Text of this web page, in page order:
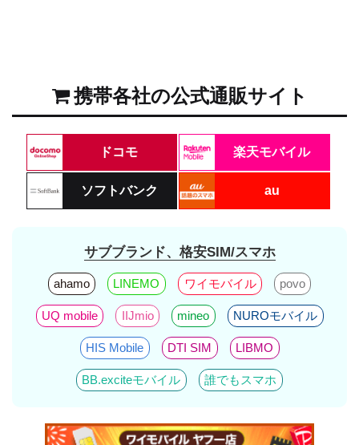
携帯各社の公式通販サイト
ドコモ 楽天モバイル
ソフトバンク au
サブブランド、格安SIM/スマホ
ahamo LINEMO ワイモバイル povo
UQ mobile IIJmio mineo NUROモバイル
HIS Mobile DTI SIM LIBMO
BB.exciteモバイル 誰でもスマホ